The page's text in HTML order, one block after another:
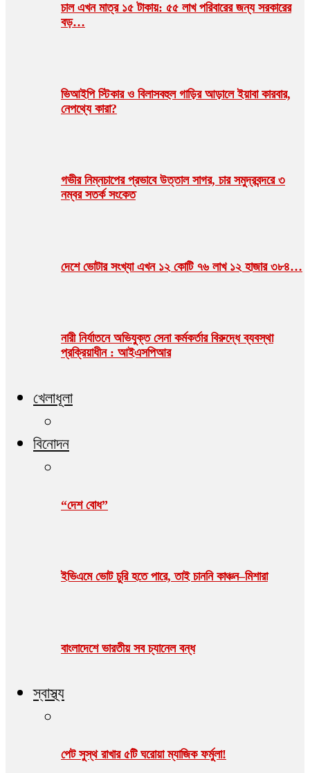
চাল এখন মাত্র ১৫ টাকায়: ৫৫ লাখ পরিবারের জন্য সরকারের
বড়…
ভিআইপি স্টিকার ও বিলাসবহুল গাড়ির আড়ালে ইয়াবা কারবার,
নেপথ্যে কারা?
গভীর নিম্নচাপের প্রভাবে উত্তাল সাগর, চার সমুদ্রবন্দরে ৩
নম্বর সতর্ক সংকেত
দেশে ভোটার সংখ্যা এখন ১২ কোটি ৭৬ লাখ ১২ হাজার ৩৮৪…
নারী নির্যাতনে অভিযুক্ত সেনা কর্মকর্তার বিরুদ্ধে ব্যবস্থা
প্রক্রিয়াধীন : আইএসপিআর
খেলাধূলা
বিনোদন
“দেশ বোধ”
ইভিএমে ভোট চুরি হতে পারে, তাই চাননি কাঞ্চন–মিশারা
বাংলাদেশে ভারতীয় সব চ্যানেল বন্ধ
স্বাস্থ্য
পেট সুস্থ রাখার ৫টি ঘরোয়া ম্যাজিক ফর্মুলা!